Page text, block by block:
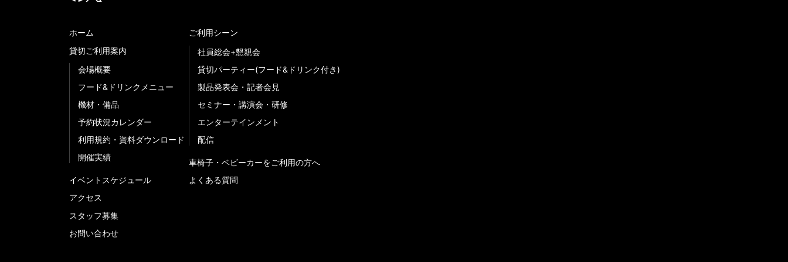
ホーム
貸切ご利用案内
会場概要
フード&ドリンクメニュー
機材・備品
予約状況カレンダー
利用規約・資料ダウンロード
開催実績
イベントスケジュール
アクセス
スタッフ募集
お問い合わせ
ご利用シーン
社員総会+懇親会
貸切パーティー(フード&ドリンク付き)
製品発表会・記者会見
セミナー・講演会・研修
エンターテインメント
配信
車椅子・ベビーカーをご利用の方へ
よくある質問